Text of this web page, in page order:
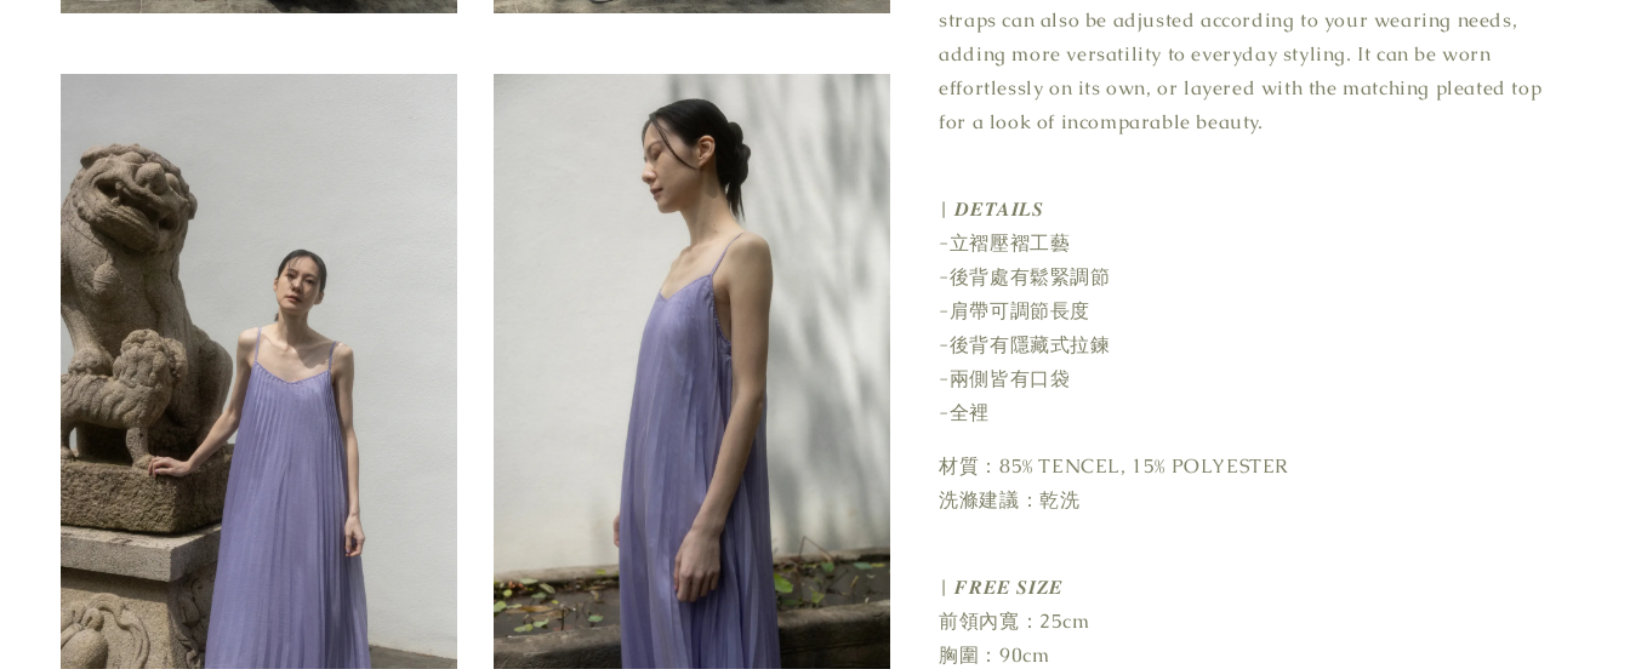
straps can also be adjusted according to your wearing needs,
adding more versatility to everyday styling. It can be worn
effortlessly on its own, or layered with the matching pleated top
for a look of incomparable beauty.
| 𝑫𝑬𝑻𝑨𝑰𝑳𝑺
-立褶壓褶工藝
-後背處有鬆緊調節
-肩帶可調節長度
-後背有隱藏式拉鍊
-兩側皆有口袋
-全裡
材質：85% TENCEL, 15% POLYESTER
洗滌建議：乾洗
| 𝑭𝑹𝑬𝑬 𝑺𝑰𝒁𝑬
前領內寬：25cm
胸圍：90cm